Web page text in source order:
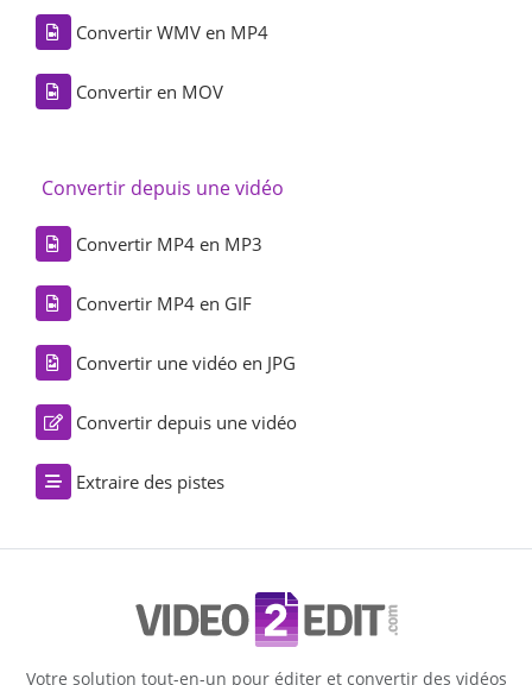
Convertir WMV en MP4
Convertir en MOV
Convertir depuis une vidéo
Convertir MP4 en MP3
Convertir MP4 en GIF
Convertir une vidéo en JPG
Convertir depuis une vidéo
Extraire des pistes
Votre solution tout-en-un pour éditer et convertir des vidéos